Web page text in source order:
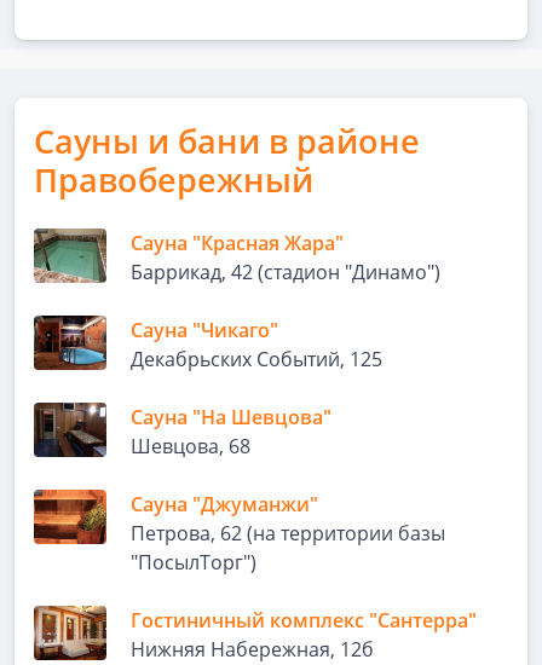
Сауны и бани в районе
Правобережный
Сауна "Красная Жара"
Баррикад, 42 (стадион "Динамо")
Сауна "Чикаго"
Декабрьских Событий, 125
Сауна "На Шевцова"
Шевцова, 68
Сауна "Джуманжи"
Петрова, 62 (на территории базы
"ПосылТорг")
Гостиничный комплекс "Сантерра"
Нижняя Набережная, 12б